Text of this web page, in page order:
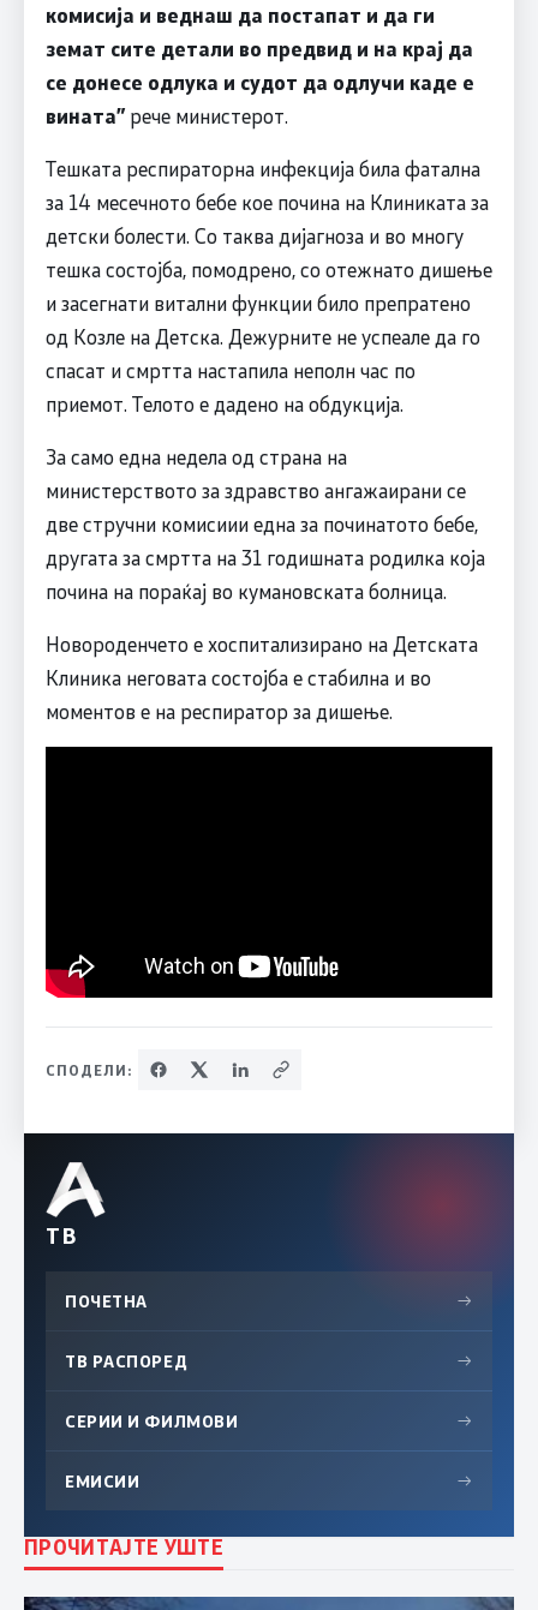
комисија и веднаш да постапат и да ги
земат сите детали во предвид и на крај да
се донесе одлука и судот да одлучи каде е
вината”рече министерот.
Тешката респираторна инфекција била фатална
за 14 месечното бебе кое почина на Клиниката за
детски болести. Со таква дијагноза и во многу
тешка состојба, помодрено, со отежнато дишење
и засегнати витални функции било препратено
од Козле на Детска. Дежурните не успеале да го
спасат и смртта настапила неполн час по
приемот. Телото е дадено на обдукција.
За само една недела од страна на
министерството за здравство ангажаирани се
две стручни комисиии една за починатото бебе,
другата за смртта на 31 годишната родилка која
почина на пораќај во кумановската болница.
Новороденчето е хоспитализирано на Детската
Клиника неговата состојба е стабилна и во
моментов е на респиратор за дишење.
СПОДЕЛИ:
ТВ
ПОЧЕТНА →
ТВ РАСПОРЕД →
СЕРИИ И ФИЛМОВИ →
ЕМИСИИ →
ПРОЧИТАЈТЕ УШТЕ